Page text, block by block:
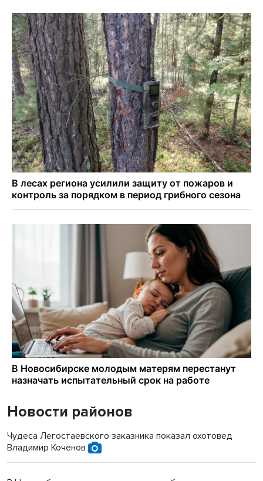
Новости районов
Чудеса Легостаевского заказника показал охотовед
Владимир Коченов